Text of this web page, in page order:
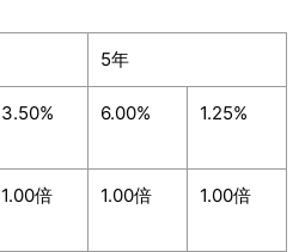
5年
3.50% 6.00% 1.25%
1.00倍 1.00倍 1.00倍